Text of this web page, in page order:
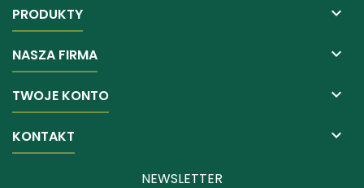
PRODUKTY 
NASZA FIRMA 
TWOJE KONTO 
KONTAKT 
NEWSLETTER